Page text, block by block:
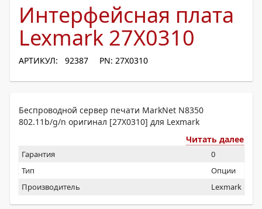
Интерфейсная плата
Lexmark 27X0310
АРТИКУЛ: 92387 PN: 27X0310
Беспроводной сервер печати MarkNet N8350
802.11b/g/n оригинал [27X0310] для Lexmark
Читать далее
Гарантия
0
Тип
Опции
Производитель
Lexmark